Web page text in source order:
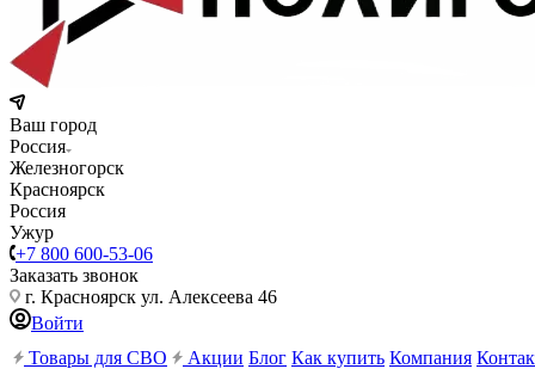
Ваш город
Россия
Железногорск
Красноярск
Россия
Ужур
+7 800 600-53-06
Заказать звонок
г. Красноярск ул. Алексеева 46
Войти
Товары для СВО
Акции Блог Как купить Компания